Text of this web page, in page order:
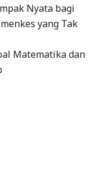
Nyata bagi
yang Tak
Matematika dan